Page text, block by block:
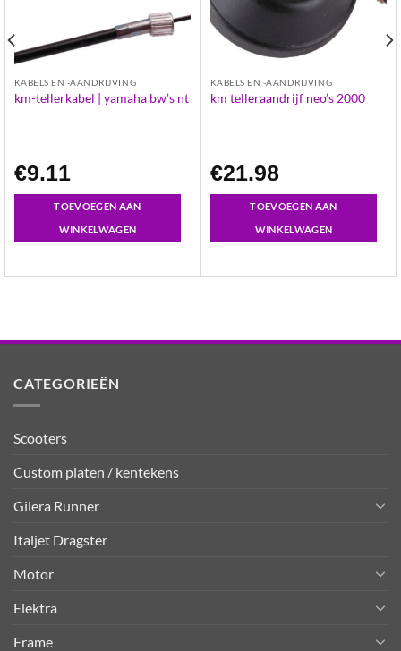
KABELS EN -AANDRIJVING
km-tellerkabel | yamaha bw’s nt
€9.11
TOEVOEGEN AAN
WINKELWAGEN
KABELS EN -AANDRIJVING
km telleraandrijf neo’s 2000
€21.98
TOEVOEGEN AAN
WINKELWAGEN
CATEGORIEËN
Scooters
Custom platen / kentekens
Gilera Runner
Italjet Dragster
Motor
Elektra
Frame